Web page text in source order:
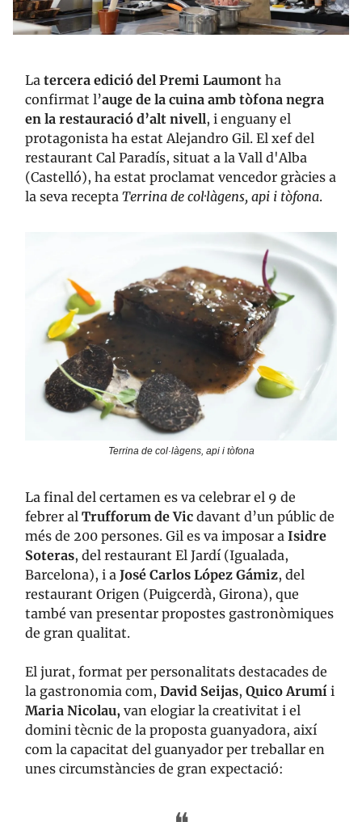
La tercera edició del Premi Laumont ha
confirmat l’auge de la cuina amb tòfona negra
en la restauració d’alt nivell, i enguany el
protagonista ha estat Alejandro Gil. El xef del
restaurant Cal Paradís, situat a la Vall d'Alba
(Castelló), ha estat proclamat vencedor gràcies a
la seva recepta Terrina de col·làgens, api i tòfona.
Terrina de col·làgens, api i tòfona
La final del certamen es va celebrar el 9 de
febrer al Trufforum de Vic davant d’un públic de
més de 200 persones. Gil es va imposar a Isidre
Soteras, del restaurant El Jardí (Igualada,
Barcelona), i a José Carlos López Gámiz, del
restaurant Origen (Puigcerdà, Girona), que
també van presentar propostes gastronòmiques
de gran qualitat.
El jurat, format per personalitats destacades de
la gastronomia com, David Seijas, Quico Arumí i
Maria Nicolau, van elogiar la creativitat i el
domini tècnic de la proposta guanyadora, així
com la capacitat del guanyador per treballar en
unes circumstàncies de gran expectació: